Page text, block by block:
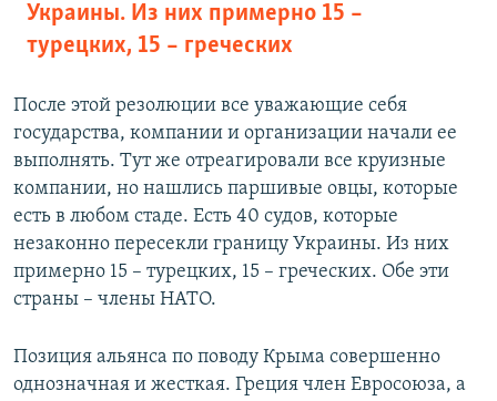
Украины. Из них примерно 15 –
турецких, 15 – греческих
После этой резолюции все уважающие себя
государства, компании и организации начали ее
выполнять. Тут же отреагировали все круизные
компании, но нашлись паршивые овцы, которые
есть в любом стаде. Есть 40 судов, которые
незаконно пересекли границу Украины. Из них
примерно 15 – турецких, 15 – греческих. Обе эти
страны – члены НАТО.
Позиция альянса по поводу Крыма совершенно
однозначная и жесткая. Греция член Евросоюза, а